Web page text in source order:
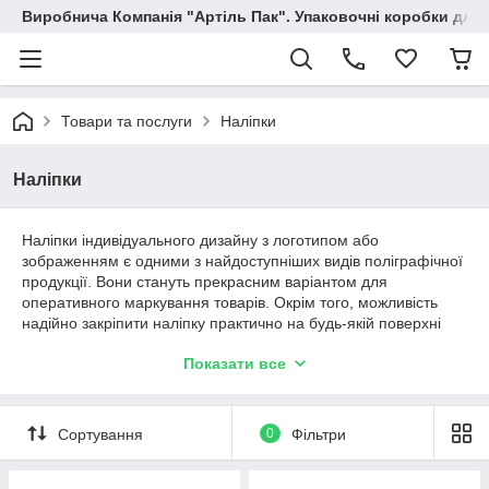
Виробнича Компанія "Артіль Пак". Упаковочні коробки для
Товари та послуги Наліпки
Наліпки
Наліпки індивідуального дизайну з логотипом або
зображенням є одними з найдоступніших видів поліграфічної
продукції. Вони стануть прекрасним варіантом для
оперативного маркування товарів. Окрім того, можливість
надійно закріпити наліпку практично на будь-якій поверхні
Вироби друкуються на плівці або папері, що самоклеїться. В
кольорів, що значно розширює ваші можливості.
Оригінальний дизайн, відмінна якість та надійність продукції
зробили їх вкрай популярними на ринку.
Показати все
Сортування 0 Фільтри